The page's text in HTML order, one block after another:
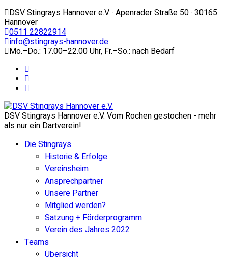
DSV Stingrays Hannover e.V. · Apenrader Straße 50 · 30165
Hannover
0511 22822914
info@stingrays-hannover.de
Mo.–Do.: 17.00–22.00 Uhr, Fr.–So.: nach Bedarf
DSV Stingrays Hannover e.V. Vom Rochen gestochen - mehr
als nur ein Dartverein!
Die Stingrays
Historie & Erfolge
Vereinsheim
Ansprechpartner
Unsere Partner
Mitglied werden?
Satzung + Förderprogramm
Verein des Jahres 2022
Teams
Übersicht